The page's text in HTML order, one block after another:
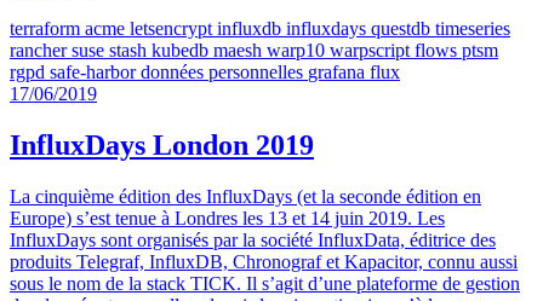
terraform acme letsencrypt influxdb influxdays questdb timeseries
rancher suse stash kubedb maesh warp10 warpscript flows ptsm
rgpd safe-harbor données personnelles grafana flux
17/06/2019
InfluxDays London 2019
La cinquième édition des InfluxDays (et la seconde édition en
Europe) s’est tenue à Londres les 13 et 14 juin 2019. Les
InfluxDays sont organisés par la société InfluxData, éditrice des
produits Telegraf, InfluxDB, Chronograf et Kapacitor, connu aussi
sous le nom de la stack TICK. Il s’agit d’une plateforme de gestion